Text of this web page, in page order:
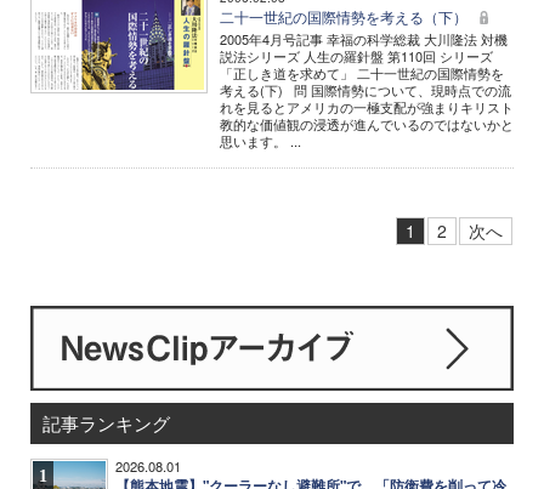
二十一世紀の国際情勢を考える（下）
2005年4月号記事 幸福の科学総裁 大川隆法 対機
説法シリーズ 人生の羅針盤 第110回 シリーズ
「正しき道を求めて」 二十一世紀の国際情勢を
考える(下) 問 国際情勢について、現時点での流
れを見るとアメリカの一極支配が強まりキリスト
教的な価値観の浸透が進んでいるのではないかと
思います。 ...
1 2 次へ
記事ランキング
1 2026.08.01